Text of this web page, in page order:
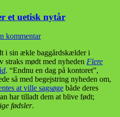
et uetisk nytår
kommentar
i sin ækle baggårdskælder i
straks mødt med nyheden Flere
. “Endnu en dag på kontoret”,
så med begejstring nyheden om,
at ville sagsøge både deres
har tilladt dem at blive født;
fødsler.